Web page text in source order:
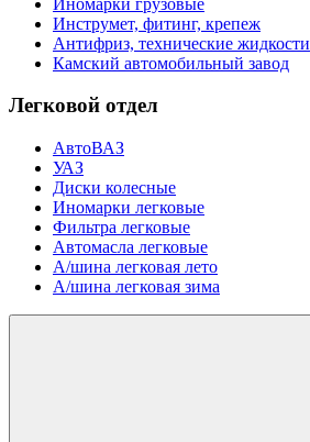
Инструмет, фитинг, крепеж
Антифриз, технические жидкости
Камский автомобильный завод
Легковой отдел
АвтоВАЗ
УАЗ
Диски колесные
Иномарки легковые
Фильтра легковые
Автомасла легковые
А/шина легковая лето
А/шина легковая зима